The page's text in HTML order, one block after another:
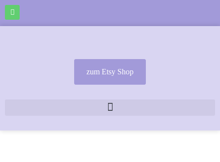
Zum
Inhalt
I
n
zum Etsy Shop